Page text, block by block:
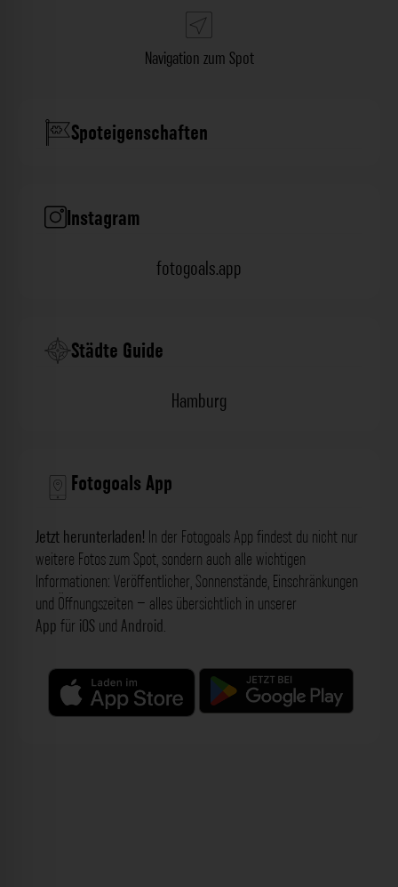
Navigation zum Spot
Spoteigenschaften
Instagram
fotogoals.app
Städte Guide
Hamburg
Fotogoals App
Jetzt herunterladen! In der Fotogoals App findest du nicht nur
weitere Fotos zum Spot, sondern auch alle wichtigen
Informationen: Veröffentlicher, Sonnenstände, Einschränkungen
und Öffnungszeiten – alles übersichtlich in unserer
App für iOS und Android.